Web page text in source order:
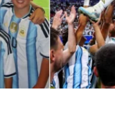
দেশগুলোও নিরাপদ থাকবে
‘জাতীয় দিবস’ ঘোষণা